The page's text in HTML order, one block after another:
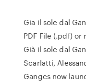
Gia il sole dal
PDF File (.pdf)
Già il sole dal
Scarlatti,
Ganges now